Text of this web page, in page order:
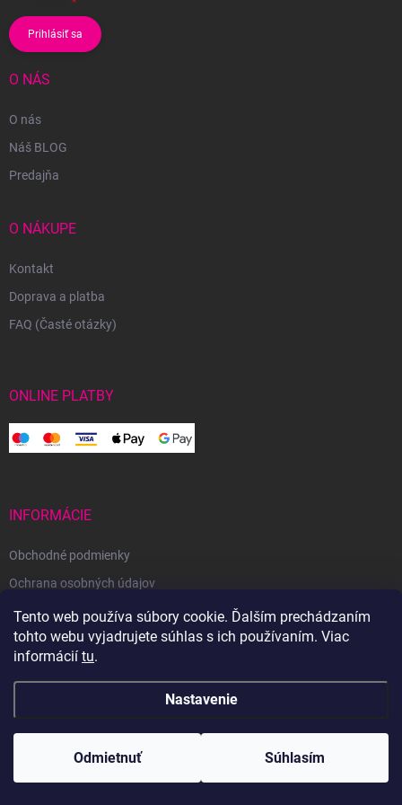
Tento web používa súbory cookie. Ďalším prechádzaním
tohto webu vyjadrujete súhlas s ich používaním. Viac
informácií tu.
Nastavenie
Odmietnuť Súhlasím
Prihlásiť sa
O NÁS
O nás
Náš BLOG
Predajňa
O NÁKUPE
Kontakt
Doprava a platba
FAQ (Časté otázky)
ONLINE PLATBY
INFORMÁCIE
Obchodné podmienky
Ochrana osobných údajov
Reklamačný poriadok
Odstúpenie od zmluvy
Vytvoril Shoptet
Copyright 2026Svetoveklbka.sk . Všetky práva vyhradené.